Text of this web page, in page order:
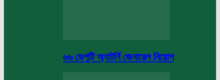
৬৬ ডেপুটি অ্যাটর্নি জেনারেল নিয়োগ